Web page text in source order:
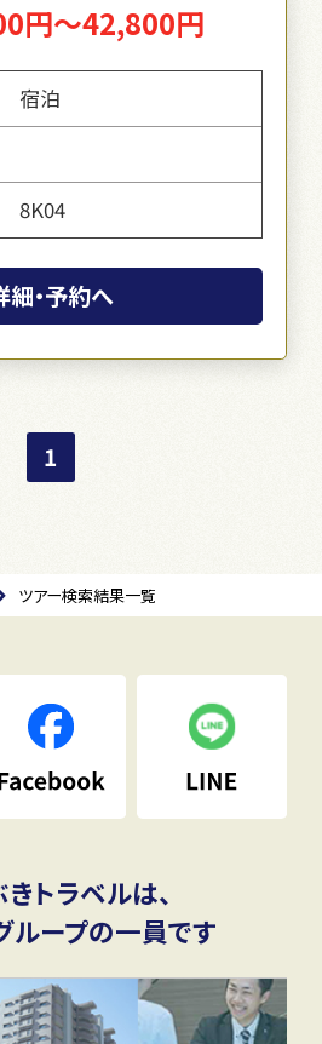
円～42,800円
宿泊
8K04
細・予約へ
1
ツアー検索結果一覧
トラベルは、
ループの一員です